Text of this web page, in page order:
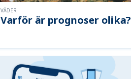
Varför är prognoser olika?
VÄDER